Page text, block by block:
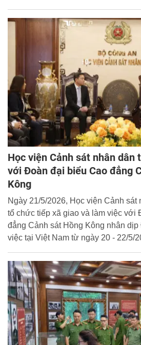
diện sinh trắc học cho Kỳ thi đánh
2026 - 2027.
Học viện Cảnh sát nhân dân
với Đoàn đại biểu Cao đẳng
Kông
Ngày 21/5/2026, Học viện Cảnh sát
tổ chức tiếp xã giao và làm việc với
đẳng Cảnh sát Hồng Kông nhân
việc tại Việt Nam từ ngày 20 - 22/5/
CSND chủ trì buổi tiếp.